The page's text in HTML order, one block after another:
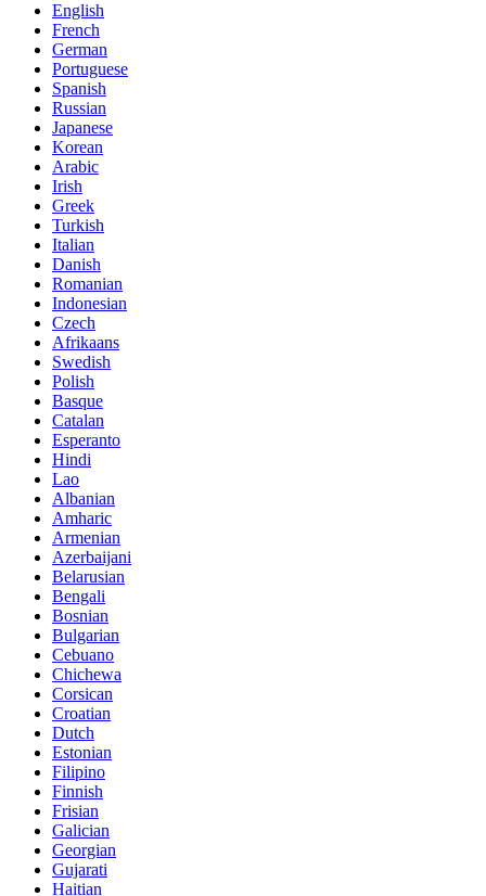
English
French
German
Portuguese
Spanish
Russian
Japanese
Korean
Arabic
Irish
Greek
Turkish
Italian
Danish
Romanian
Indonesian
Czech
Afrikaans
Swedish
Polish
Basque
Catalan
Esperanto
Hindi
Lao
Albanian
Amharic
Armenian
Azerbaijani
Belarusian
Bengali
Bosnian
Bulgarian
Cebuano
Chichewa
Corsican
Croatian
Dutch
Estonian
Filipino
Finnish
Frisian
Galician
Georgian
Gujarati
Haitian